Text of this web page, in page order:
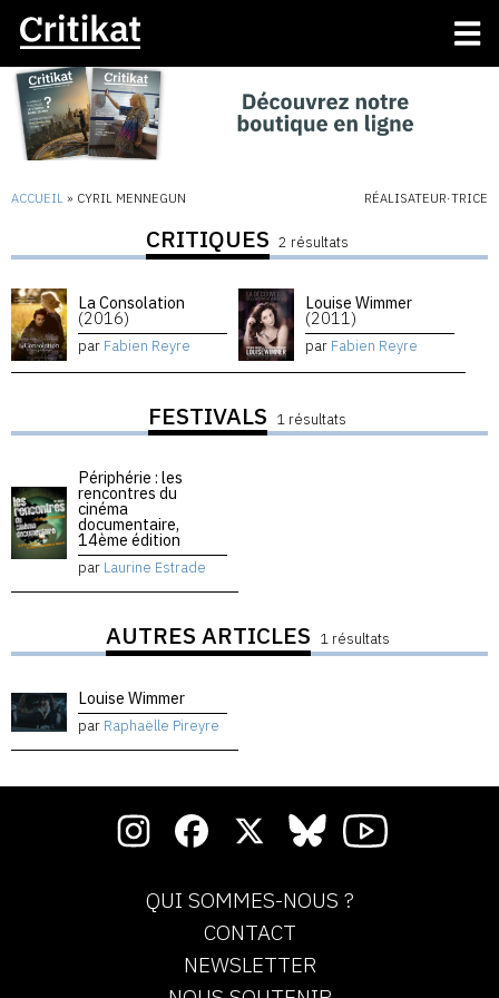
ACCUEIL » CYRIL MENNEGUN RÉALISATEUR·TRICE
CRITIQUES 2 résultats
La Consolation
(2016)
par Fabien Reyre
Louise Wimmer
(2011)
par Fabien Reyre
FESTIVALS 1 résultats
Périphérie : les
rencontres du
cinéma
documentaire,
14ème édition
par Laurine Estrade
AUTRES ARTICLES 1 résultats
Louise Wimmer
par Raphaëlle Pireyre
QUI SOMMES-NOUS ?
CONTACT
NEWSLETTER